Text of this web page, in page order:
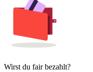
Wirst du fair bezahlt?